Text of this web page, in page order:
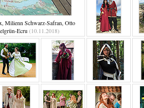
Milienn Schwarz-Safran, Otto
Ecru (10.11.2018)